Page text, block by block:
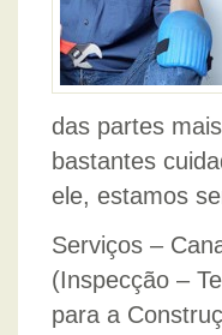
das partes
bastantes
ele, estamos
Serviços –
(Inspecção –
para a